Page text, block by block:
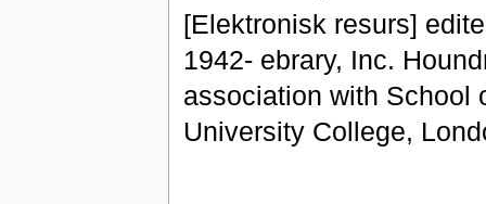
[Elektronisk resurs]
1942- ebrary, Inc.
association with School
University College,